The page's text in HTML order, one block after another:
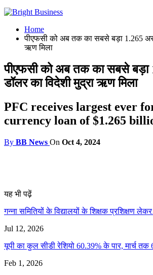
Home
पीएफसी को अब तक का सबसे बड़ा 1.265
ऋण मिला
पीएफसी को अब तक का सबसे बड़ा
डॉलर का विदेशी मुद्रा ऋण मिला
PFC receives largest ever
currency loan of $1.265
By BB News On Oct 4, 2024
यह भी पढ़ें
गन्ना समितियों के विद्यालयों के शिक्षक प्रशिक्षण
Jul 12, 2026
यूपी का कुल सीडी रेशियो 60.39% के पार, मार्च
Feb 1, 2026